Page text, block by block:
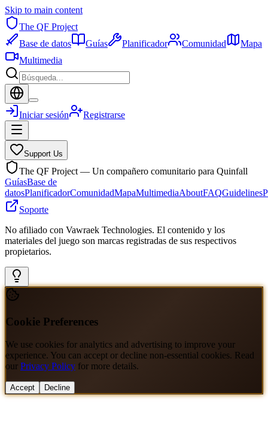
Skip to main content
The QF Project
Base de datos
Guías Planificador Comunidad
Mapa
Multimedia
Iniciar sesión Registrarse
Support Us
The QF Project — Un compañero comunitario para Quinfall
GuíasBase de
datosPlanificadorComunidadMapaMultimediaAboutFAQGuidelines
Soporte
No afiliado con Vawraek Technologies. El contenido y los
materiales del juego son marcas registradas de sus respectivos
propietarios.
Cookie Preferences
We use cookies for analytics and advertising to improve your
experience. You can accept or decline non-essential cookies. Read
our Privacy Policy for more details.
Accept Decline